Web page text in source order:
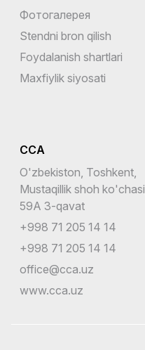
Фотогалерея
Stendni bron qilish
Foydalanish shartlari
Maxfiylik siyosati
CCA
O'zbekiston, Toshkent,
Mustaqillik shoh ko'chasi,
59A 3-qavat
+998 71 205 14 14
+998 71 205 14 14
office@cca.uz
www.cca.uz